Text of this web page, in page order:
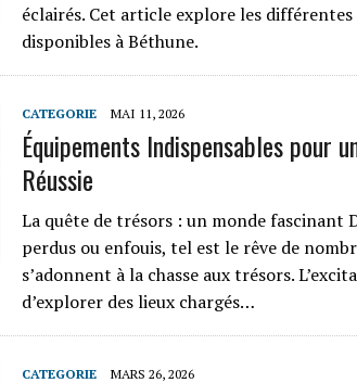
éclairés. Cet article explore les
disponibles à Béthune.
CATEGORIE MAI 11, 2026
Équipements Indispensables pour
Réussie
La quête de trésors : un monde fascinant
perdus ou enfouis, tel est le rêve de
s’adonnent à la chasse aux trésors.
d’explorer des lieux chargés…
CATEGORIE MARS 26, 2026